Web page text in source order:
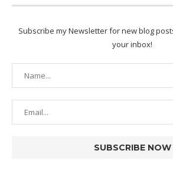
Subscribe my Newsletter for new blog
your inbox!